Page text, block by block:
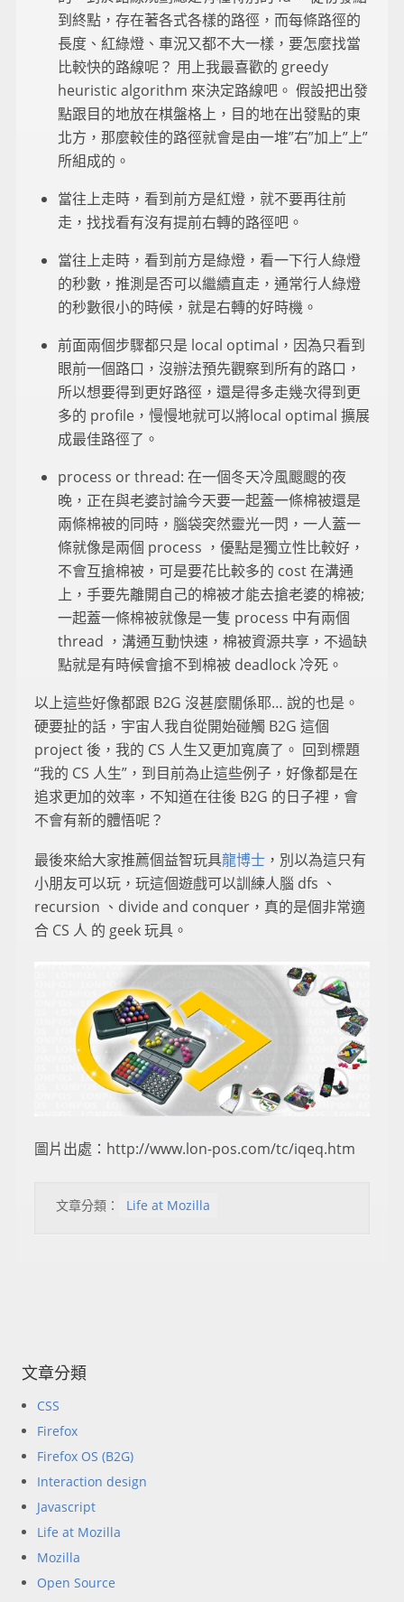
到終點，存在著各式各樣的路徑，而每條路徑的
長度、紅綠燈、車況又都不大一樣，要怎麼找當
比較快的路線呢？ 用上我最喜歡的 greedy
heuristic algorithm 來決定路線吧。 假設把出發
點跟目的地放在棋盤格上，目的地在出發點的東
北方，那麼較佳的路徑就會是由一堆”右”加上”上”
所組成的。
當往上走時，看到前方是紅燈，就不要再往前
走，找找看有沒有提前右轉的路徑吧。
當往上走時，看到前方是綠燈，看一下行人綠燈
的秒數，推測是否可以繼續直走，通常行人綠燈
的秒數很小的時候，就是右轉的好時機。
前面兩個步驟都只是 local optimal，因為只看到
眼前一個路口，沒辦法預先觀察到所有的路口，
所以想要得到更好路徑，還是得多走幾次得到更
多的 profile，慢慢地就可以將local optimal 擴展
成最佳路徑了。
process or thread: 在一個冬天冷風颼颼的夜
晚，正在與老婆討論今天要一起蓋一條棉被還是
兩條棉被的同時，腦袋突然靈光一閃，一人蓋一
條就像是兩個 process ，優點是獨立性比較好，
不會互搶棉被，可是要花比較多的 cost 在溝通
上，手要先離開自己的棉被才能去搶老婆的棉被;
一起蓋一條棉被就像是一隻 process 中有兩個
thread ，溝通互動快速，棉被資源共享，不過缺
點就是有時候會搶不到棉被 deadlock 冷死。
以上這些好像都跟 B2G 沒甚麼關係耶… 說的也是。
硬要扯的話，宇宙人我自從開始碰觸 B2G 這個
project 後，我的 CS 人生又更加寬廣了。 回到標題
“我的 CS 人生”，到目前為止這些例子，好像都是在
追求更加的效率，不知道在往後 B2G 的日子裡，會
不會有新的體悟呢？
最後來給大家推薦個益智玩具龍博士 ，別以為這只有
小朋友可以玩，玩這個遊戲可以訓練人腦 dfs 、
recursion 、divide and conquer，真的是個非常適
合 CS 人 的 geek 玩具。
圖片出處：http://www.lon-pos.com/tc/iqeq.htm
文章分類： Life at Mozilla
文章分類
CSS
Firefox
Firefox OS (B2G)
Interaction design
Javascript
Life at Mozilla
Mozilla
Open Source